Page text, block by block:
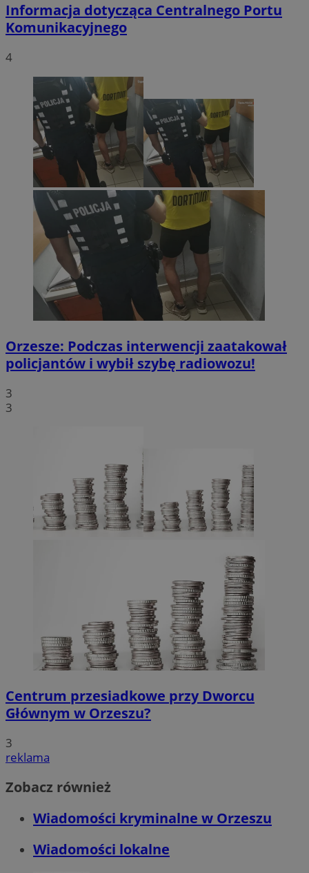
Informacja dotycząca Centralnego Portu
Komunikacyjnego
4
Orzesze: Podczas interwencji zaatakował
policjantów i wybił szybę radiowozu!
3
3
Centrum przesiadkowe przy Dworcu
Głównym w Orzeszu?
3
reklama
Zobacz również
Wiadomości kryminalne w Orzeszu
Wiadomości lokalne